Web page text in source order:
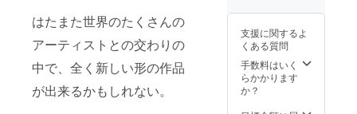
はたまた世界のたくさんの
アーティストとの交わりの
中で、全く新しい形の作品
が出来るかもしれない。
返送い
ただく
形とな
りま
す。返
送の際
ら作る
大トロ
一貫握
り、同
じく2枚
から作
ます！
た作品
はクリ
アケー
スに入
れ、サ
支援に関するよ
くある質問
手数料はいく
らかかります
か？